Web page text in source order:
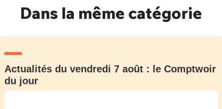
Dans la même catégorie
Actualités du vendredi 7 août : le Comptwoir
du jour